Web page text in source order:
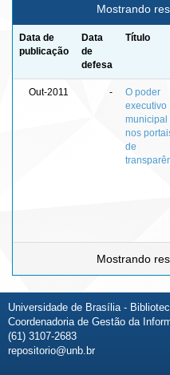
Mostrando
Data de
publicação
Data
de
defesa
Título
Out-2011 -
O poder
executivo
municipal
nos
de
Mostrando
Universidade de Brasília -
Coordenadoria de Gestão da
(61) 3107-2683
repositorio@unb.br